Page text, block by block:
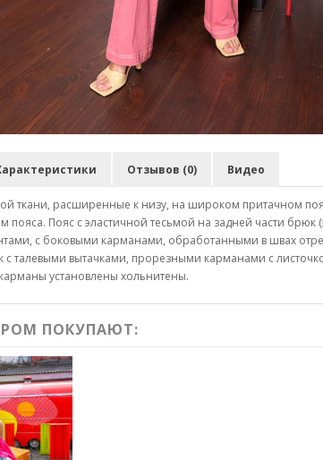
Отзывов (0) Видео
ткани, расширенные к низу, на широком притачном
пояса. Пояс с эластичной тесьмой на задней части
с боковыми карманами, обработанными в швах
с талевыми вытачками, прорезными карманами с
установлены хольнитены.
ПОКУПАЮТ: